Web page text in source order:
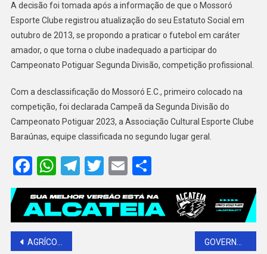
BARAÚNAS
COMO
CAMPEÃO
DA
SEGUNDONA
A decisão foi tomada após a informação de que o Mossoró
Esporte Clube registrou atualização do seu Estatuto Social em
outubro de 2013, se propondo a praticar o futebol em caráter
amador, o que torna o clube inadequado a participar do
Campeonato Potiguar Segunda Divisão, competição profissional.
Com a desclassificação do Mossoró E.C., primeiro colocado na
competição, foi declarada Campeã da Segunda Divisão do
Campeonato Potiguar 2023, a Associação Cultural Esporte Clube
Baraúnas, equipe classificada no segundo lugar geral.
Facebook
WhatsApp
Telegram
Twitter
EmailShare
Navegação
AGRÍCOLA FAMOSA PLANEJA ARRENDAR PORTO DE NATAL